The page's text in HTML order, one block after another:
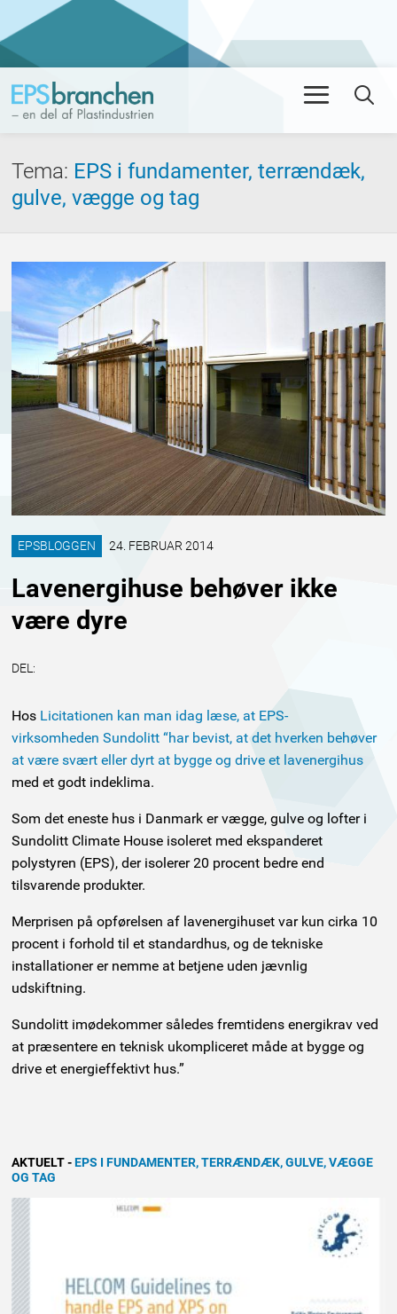
Tema: EPS i fundamenter, terrændæk,
gulve, vægge og tag
Lavenergihuse behøver ikke
være dyre
EPSBLOGGEN 24. FEBRUAR 2014
DEL:
Hos Licitationen kan man idag læse, at EPS-
virksomheden Sundolitt “har bevist, at det hverken behøver
at være svært eller dyrt at bygge og drive et lavenergihus
med et godt indeklima.
Som det eneste hus i Danmark er vægge, gulve og lofter i
Sundolitt Climate House isoleret med ekspanderet
polystyren (EPS), der isolerer 20 procent bedre end
tilsvarende produkter.
Merprisen på opførelsen af lavenergihuset var kun cirka 10
procent i forhold til et standardhus, og de tekniske
installationer er nemme at betjene uden jævnlig
udskiftning.
Sundolitt imødekommer således fremtidens energikrav ved
at præsentere en teknisk ukompliceret måde at bygge og
drive et energieffektivt hus.”
AKTUELT-EPS I FUNDAMENTER, TERRÆNDÆK, GULVE, VÆGGE
OG TAG
NYHED